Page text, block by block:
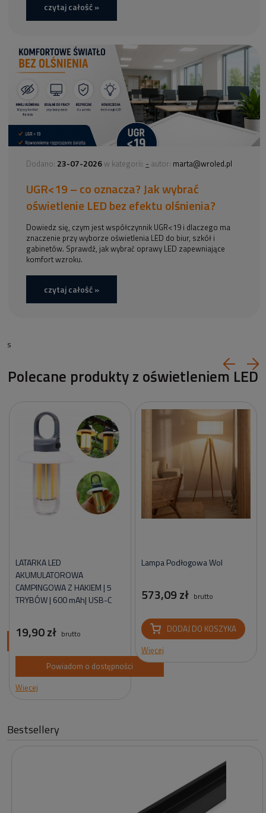
czytaj całość »
Dodano: 23-07-2026 w kategorii: - autor: marta@wroled.pl
UGR<19 – co oznacza? Jak wybrać
oświetlenie LED bez efektu olśnienia?
Dowiedz się, czym jest współczynnik UGR<19 i dlaczego ma
znaczenie przy wyborze oświetlenia LED do biur, szkół i
gabinetów. Sprawdź, jak wybrać oprawy LED zapewniające
komfort wzroku.
czytaj całość »
s
Polecane produkty z oświetleniem LED
LATARKA LED
AKUMULATOROWA
CAMPINGOWA Z HAKIEM | 5
TRYBÓW | 600 mAh| USB-C
19,90 zł brutto
Powiadom o dostępności
Więcej
Lampa Podłogowa Wol
573,09 zł brutto
DODAJ DO KOSZYKA
Więcej
Bestsellery